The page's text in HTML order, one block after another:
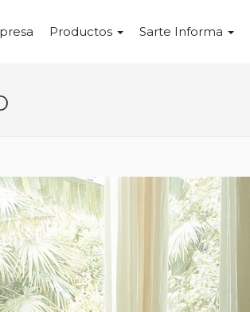
Productos Sarte Informa